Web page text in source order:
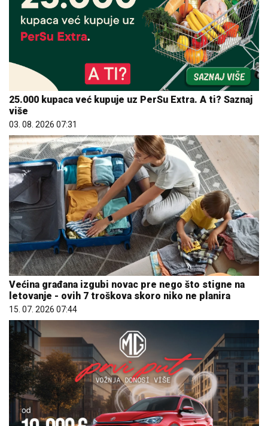
25.000 kupaca već kupuje uz PerSu Extra. A ti? Saznaj
više
03. 08. 2026 07:31
Većina građana izgubi novac pre nego što stigne na
letovanje - ovih 7 troškova skoro niko ne planira
15. 07. 2026 07:44